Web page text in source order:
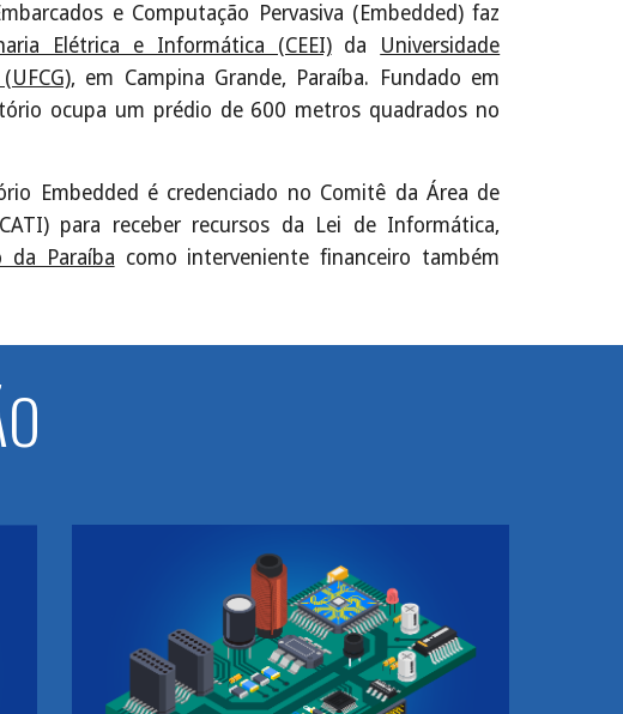
e Computação Pervasiva (Embedded) faz
Elétrica e Informática (CEEI)da Universidade
, em Campina Grande, Paraíba. Fundado em
ocupa um prédio de 600 metros quadrados no
Embedded é credenciado no Comitê da Área de
para receber recursos da Lei de Informática,
da Paraíba como interveniente financeiro também